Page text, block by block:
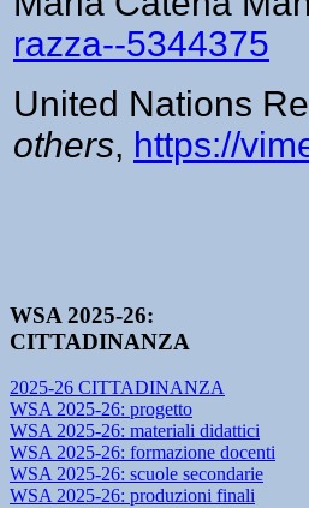
razza--5344375
United Nations
others, https://
WSA 2025-26:
CITTADINANZA
2025-26 CITTADINANZA
WSA 2025-26: progetto
WSA 2025-26: materiali didattici
WSA 2025-26: formazione docenti
WSA 2025-26: scuole secondarie
WSA 2025-26: produzioni finali